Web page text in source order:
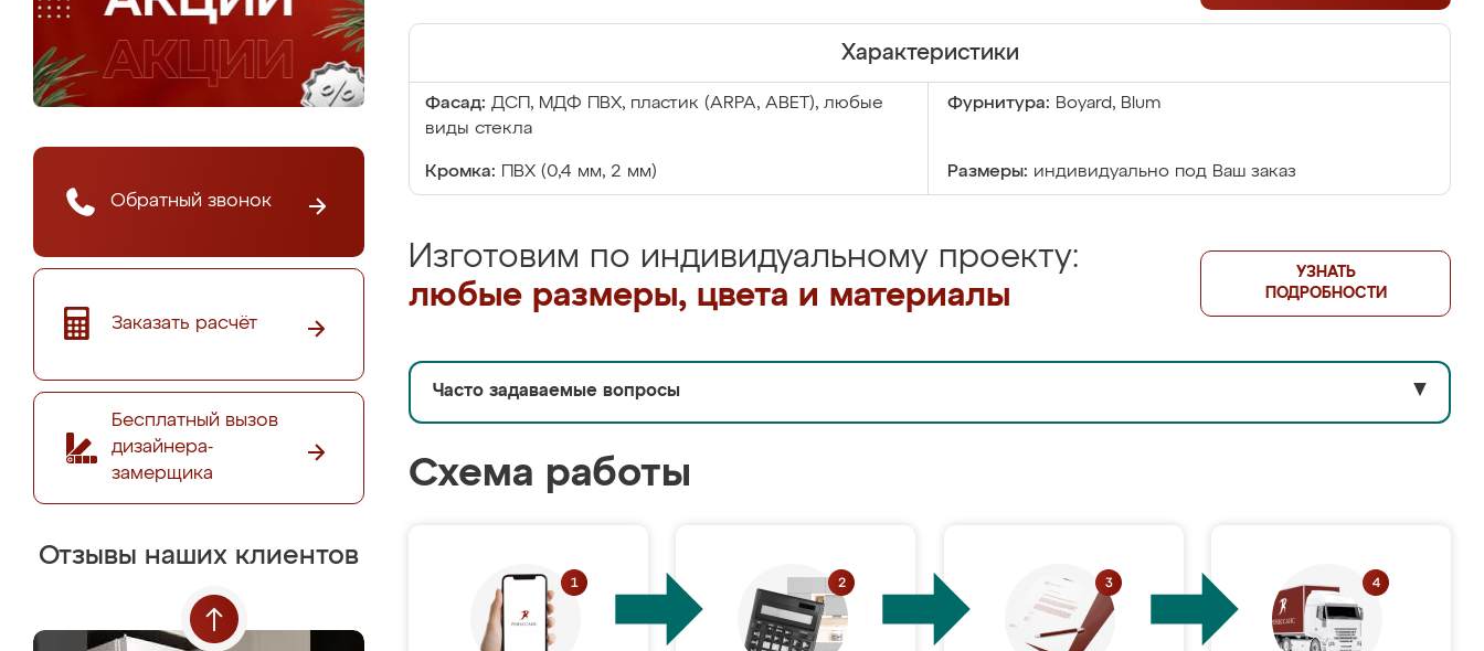
Обратный звонок
Заказать расчёт
Бесплатный вызов
дизайнера-
замерщика
Отзывы наших клиентов
Характеристики
Фасад: ДСП, МДФ ПВХ, пластик (ARPA, ABET), любые
виды стекла
Фурнитура: Boyard, Blum
Кромка: ПВХ (0,4 мм, 2 мм) Размеры: индивидуально под Ваш заказ
Изготовим по индивидуальному проекту:
любые размеры, цвета и материалы
УЗНАТЬ
ПОДРОБНОСТИ
Часто задаваемые вопросы ▼
Схема работы